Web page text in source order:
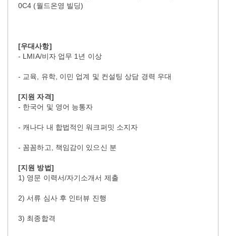
0C4 (월드온영 빌딩)
[우대사항]
- LMIA/비자 업무 1년 이상
- 교육, 유학, 이민 업계 및 컨설팅 상담 경력 우대
[지원 자격]
- 한국어 및 영어 능통자
- 캐나다 내 합법적인 워크퍼밋 소지자
- 꼼꼼하고, 책임감이 있으신 분
[지원 방법]
1) 영문 이력서/자기소개서 제출
2) 서류 심사 후 인터뷰 진행
3) 최종합격